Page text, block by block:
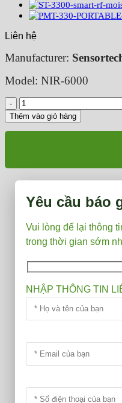
Liên hệ
Manufacturer:
Model: NIR-6000
NIR-
6000
INDUSTRIAL
GRADE
lượng
Thêm vào giỏ hàng
Yêu cầu báo
Vui lòng để lại thông
trong thời gian sớm
NHẬP THÔNG TIN